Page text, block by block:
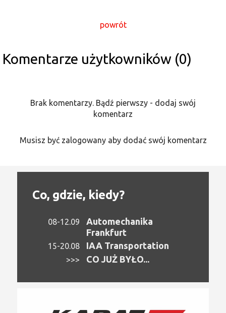
powrót
Komentarze użytkowników (0)
Brak komentarzy. Bądź pierwszy - dodaj swój
komentarz
Musisz być zalogowany aby dodać swój komentarz
Co, gdzie, kiedy?
08-12.09
Automechanika
Frankfurt
15-20.08 IAA Transportation
>>> CO JUŻ BYŁO...